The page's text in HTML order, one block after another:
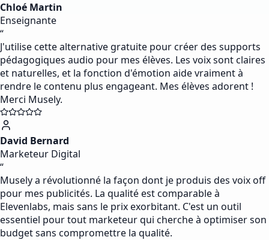
Chloé Martin
Enseignante
“
J'utilise cette alternative gratuite pour créer des supports
pédagogiques audio pour mes élèves. Les voix sont claires
et naturelles, et la fonction d'émotion aide vraiment à
rendre le contenu plus engageant. Mes élèves adorent !
Merci Musely.
David Bernard
Marketeur Digital
“
Musely a révolutionné la façon dont je produis des voix off
pour mes publicités. La qualité est comparable à
Elevenlabs, mais sans le prix exorbitant. C'est un outil
essentiel pour tout marketeur qui cherche à optimiser son
budget sans compromettre la qualité.